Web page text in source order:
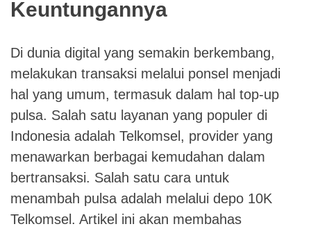
Keuntungannya
Di dunia digital yang semakin berkembang,
melakukan transaksi melalui ponsel menjadi
hal yang umum, termasuk dalam hal top-up
pulsa. Salah satu layanan yang populer di
Indonesia adalah Telkomsel, provider yang
menawarkan berbagai kemudahan dalam
bertransaksi. Salah satu cara untuk
menambah pulsa adalah melalui depo 10K
Telkomsel. Artikel ini akan membahas